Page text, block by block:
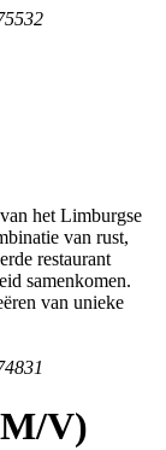
het Limburgse
van rust,
restaurant
samenkomen.
van unieke
V)